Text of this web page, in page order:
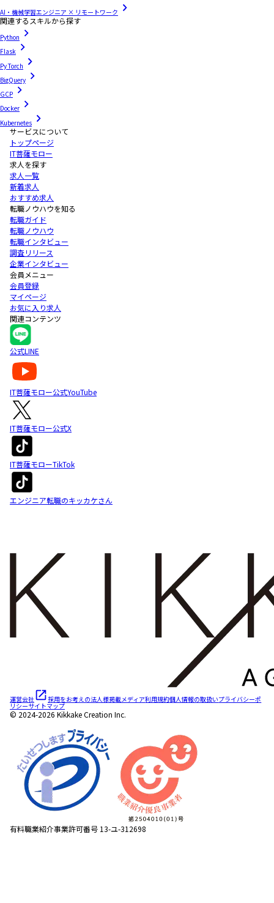
AI・機械学習エンジニア × リモートワーク
関連するスキルから探す
Python
Flask
Py Torch
BigQuery
GCP
Docker
Kubernetes
サービスについて
トップページ
IT菩薩モロー
求人を探す
求人一覧
新着求人
おすすめ求人
転職ノウハウを知る
転職ガイド
転職ノウハウ
転職インタビュー
調査リリース
企業インタビュー
会員メニュー
会員登録
マイページ
お気に入り求人
関連コンテンツ
公式LINE
IT菩薩モロー公式YouTube
IT菩薩モロー公式X
IT菩薩モローTikTok
エンジニア転職のキッカケさん
運営会社 採用をお考えの法人様掲載メディア利用規約個人情報の取扱いプライバシーポ
リシーサイトマップ
© 2024-2026 Kikkake Creation Inc.
有料職業紹介事業許可番号 13-ユ-312698